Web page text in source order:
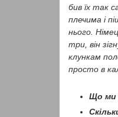
бив їх так
плечима і
нього.
три, він
клункам
просто в
Що ми